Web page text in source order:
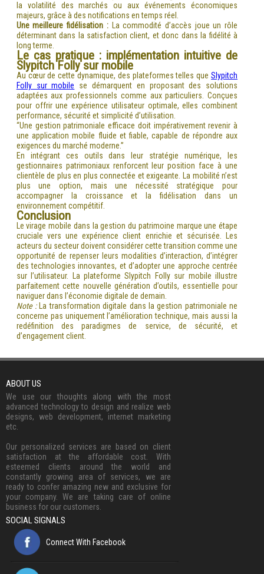
la volatilité des marchés ou aux événements économiques
majeurs, grâce à des notifications en temps réel.
Une meilleure fidélisation :La commodité d’accès joue un rôle
déterminant dans la satisfaction client, et donc dans la fidélité à
long terme.
Le cas pratique : implémentation intuitive de
Slypitch Folly sur mobile
Au cœur de cette dynamique, des plateformes telles queSlypitch
Folly sur mobile se démarquent en proposant des solutions
adaptées aux professionnels comme aux particuliers. Conçues
pour offrir une expérience utilisateur optimale, elles combinent
performance, sécurité et simplicité d’utilisation.
“Une gestion patrimoniale efficace doit impérativement revenir à
une application mobile fluide et fiable, capable de répondre aux
exigences du marché moderne.”
En intégrant ces outils dans leur stratégie numérique, les
gestionnaires patrimoniaux renforcent leur position face à une
clientèle de plus en plus connectée et exigeante. La mobilité n’est
plus une option, mais une nécessité stratégique pour
accompagner la croissance et la fidélisation dans un
environnement compétitif.
Conclusion
Le virage mobile dans la gestion du patrimoine marque une étape
cruciale vers une expérience client enrichie et sécurisée. Les
acteurs du secteur doivent considérer cette transition comme une
opportunité de repenser leurs modalities d’interaction, d’intégrer
des technologies innovantes, et d’adopter une approche centrée
sur l’utilisateur. La plateforme Slypitch Folly sur mobile illustre
parfaitement cette nouvelle génération d’outils, essentielle pour
naviguer dans l’économie digitale de demain.
Note :La transformation digitale dans la gestion patrimoniale ne
concerne pas uniquement l’amélioration technique, mais aussi la
redéfinition des paradigmes de service, de sécurité, et
d’engagement client.
ABOUT US
We use our thoughts along with the most
advanced technology to design and realize web
designs, web development, internet marketing
etc.
Our personalized services are based on client
satisfaction at the affordable cost. With
esteemed clients around the world and
constantly growing area of services, we are
ready to confer amazing new and exclusive for
your company. We are taking care of online
business for our customers.
SOCIAL SIGNALS
Connect With Facebook